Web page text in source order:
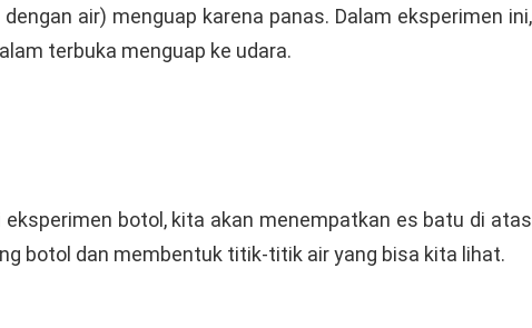
air) menguap karena panas. Dalam eksperimen ini,
terbuka menguap ke udara.
botol, kita akan menempatkan es batu di atas
botol dan membentuk titik-titik air yang bisa kita lihat.